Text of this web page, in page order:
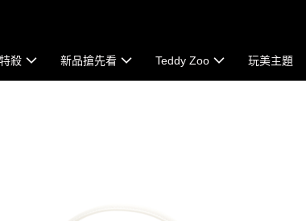
殺 新品搶先看 Teddy Zoo 玩美主題